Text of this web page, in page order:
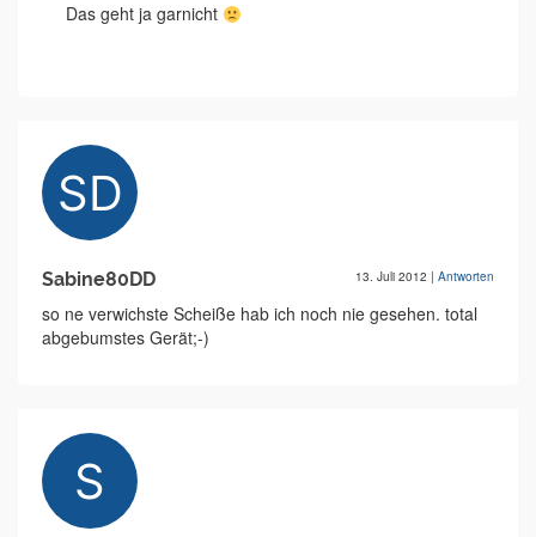
Das geht ja garnicht
Sabine80DD 13. Juli 2012 | Antworten
so ne verwichste Scheiße hab ich noch nie gesehen. total
abgebumstes Gerät;-)